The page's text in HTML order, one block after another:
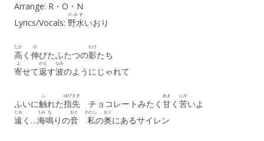
Arrange: R・O・N
Lyrics/Vocals: 野水
のみず
いおり
高
たか
く 伸
の
びたふたつの影
かげ
たち
寄
よ
せて返
かえ
す波
なみ
のようにじゃれて
ふいに触
ふ
れた指先
ゆびさき
チョコレートみたく 甘
あま
く 苦
にが
いよ
遠
とお
く…海
うみ
鳴
な
りの音
おと
私
わたし
の奥
おく
にあるサイレン